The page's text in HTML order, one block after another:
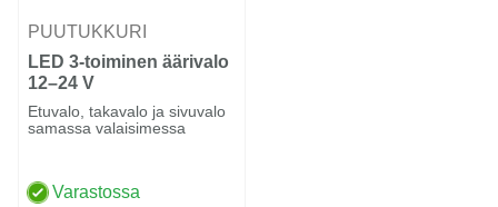
PUUTUKKURI
LED 3-toiminen äärivalo
12–24 V
Etuvalo, takavalo ja sivuvalo
samassa valaisimessa
Varastossa